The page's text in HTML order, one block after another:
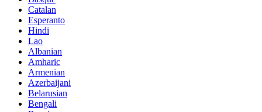
Catalan
Esperanto
Hindi
Lao
Albanian
Amharic
Armenian
Azerbaijani
Belarusian
Bengali